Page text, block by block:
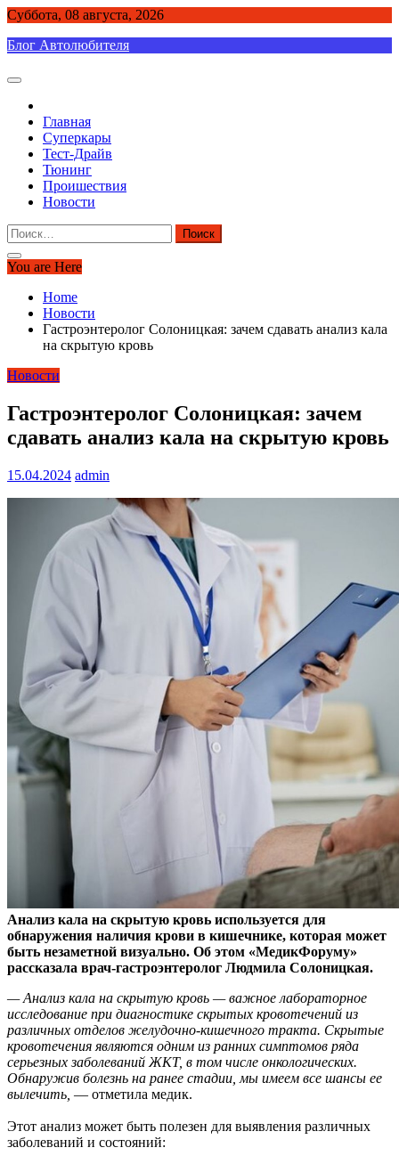
Skip
content
Суббота, 08 августа, 2026
Блог Автолюбителя
Главная
Суперкары
Тест-Драйв
Тюнинг
Проишествия
Новости
Найти:
You are Here
Home
Новости
Гастроэнтеролог Солоницкая: зачем сдавать анализ кала
на скрытую кровь
Новости
Гастроэнтеролог Солоницкая: зачем
сдавать анализ кала на скрытую кровь
15.04.2024 admin
Анализ кала на скрытую кровь используется для
обнаружения наличия крови в кишечнике, которая может
быть незаметной визуально. Об этом «МедикФоруму»
рассказала врач-гастроэнтеролог Людмила Солоницкая.
— Анализ кала на скрытую кровь — важное лабораторное
исследование при диагностике скрытых кровотечений из
различных отделов желудочно-кишечного тракта. Скрытые
кровотечения являются одним из ранних симптомов ряда
серьезных заболеваний ЖКТ, в том числе онкологических.
Обнаружив болезнь на ранее стадии, мы имеем все шансы ее
вылечить, — отметила медик.
Этот анализ может быть полезен для выявления различных
заболеваний и состояний: